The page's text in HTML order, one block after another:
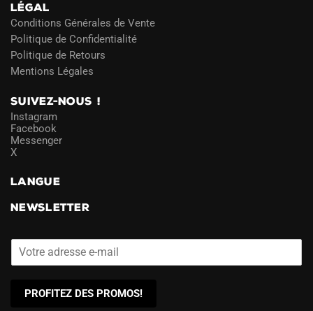
LÉGAL
Conditions Générales de Vente
Politique de Confidentialité
Politique de Retours
Mentions Légales
SUIVEZ-NOUS !
Instagram
Facebook
Messenger
X
LANGUE
NEWSLETTER
PROFITEZ DES PROMOS!